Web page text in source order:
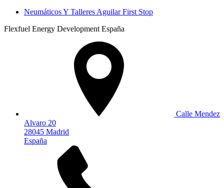
Neumáticos Y Talleres Aguilar First Stop
Flexfuel Energy Development España
Calle Mendez
Alvaro 20
28045 Madrid
España